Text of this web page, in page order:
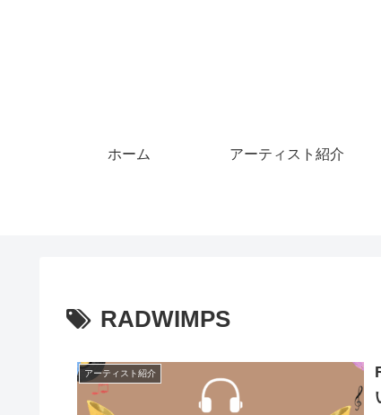
ホーム アーティスト紹介
RADWIMPS
アーティスト紹介